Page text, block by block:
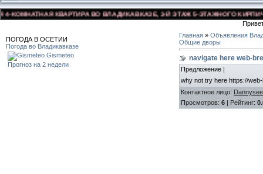
КВАРТИРА ВО ВЛАДИКАВКАЗЕ, 3-Й ЭТАЖ 5-ЭТАЖНОГО
ПОГОДА В ОСЕТИИ
Погода во Владикавказе
Gismeteo
Прогноз на 2 недели
Главная » Объявления
Общие дворы
navigate here web-
Предложение |
why not try here https://
Контактное лицо:
Просмотров: 6 | Рейтинг: